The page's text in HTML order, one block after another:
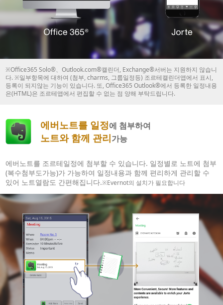
※Office365 Solo®、Outlook.com®캘린더, Exchange®서버는 지원하지 않습니
다. ※일부항목에 대하여 (첨부, charms, 그룹일정등) 조르테캘린더앱에서 표시,
등록이 되지않는 기능이 있습니다. 또, Office365 Outlook®에서 등록한 일정내용
은(HTML)은 조르테앱에서 편집할 수 없는 점 양해 부탁드립니다.
에버노트를 일정에 첨부하여
노트와 함께 관리가능
에버노트를 조르테일정에 첨부할 수 있습니다. 일정별로 노트에 첨부
(복수첨부도가능)가 가능하여 일정내용과 함께 편리하게 관리할 수
있어 노트열람도 간편해집니다.※Evernot의 설치가 필요합니다